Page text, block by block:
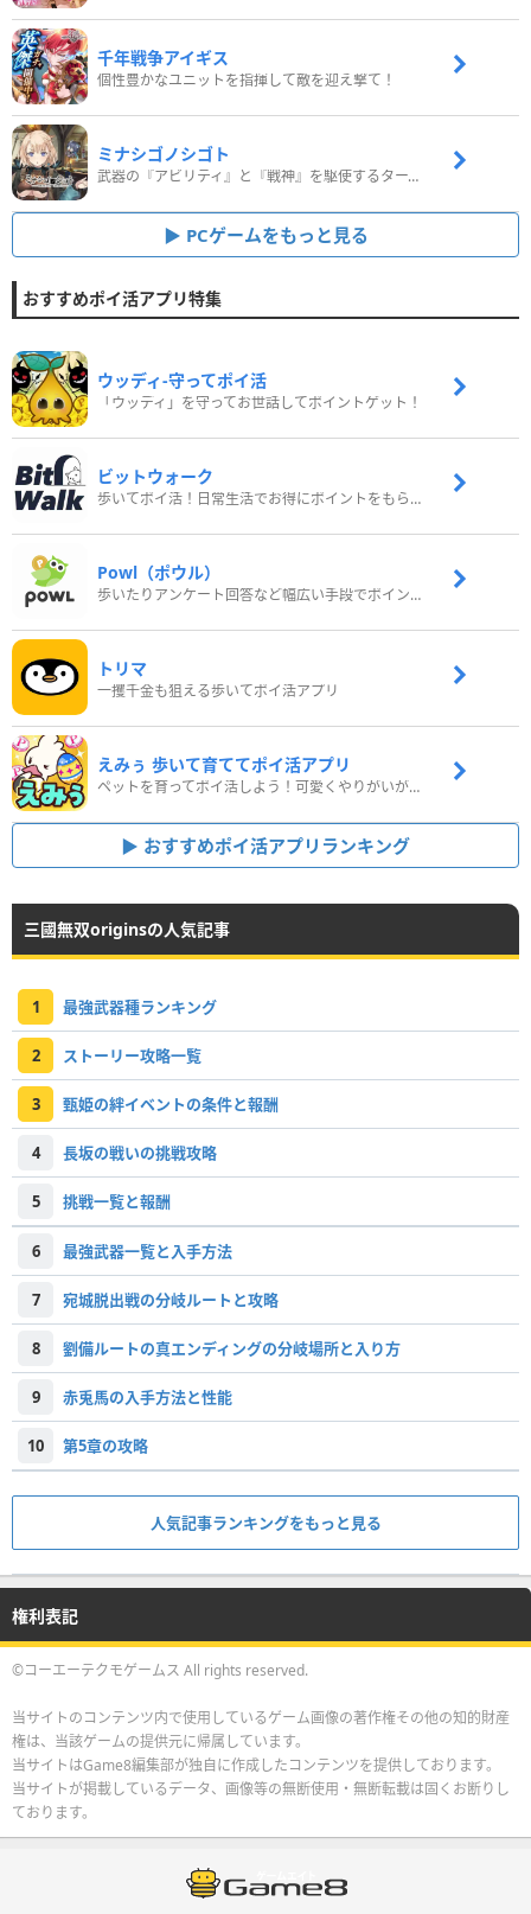
千年戦争アイギス
個性豊かなユニットを指揮して敵を迎え撃て！
ミナシゴノシゴト
武器の『アビリティ』と『戦神』を駆使するターン制コマンドバトルRPG！
PCゲームをもっと見る
おすすめポイ活アプリ特集
ウッディ‐守ってポイ活
「ウッディ」を守ってお世話してポイントゲット！
ビットウォーク
歩いてポイ活！日常生活でお得にポイントをもらおう
Powl（ポウル）
歩いたりアンケート回答など幅広い手段でポイントをゲット
トリマ
一攫千金も狙える歩いてポイ活アプリ
えみぅ 歩いて育ててポイ活アプリ
ペットを育ってポイ活しよう！可愛くやりがいがある新感覚アプリ
おすすめポイ活アプリランキング
三國無双originsの人気記事
1 最強武器種ランキング
2 ストーリー攻略一覧
3 甄姫の絆イベントの条件と報酬
4 長坂の戦いの挑戦攻略
5 挑戦一覧と報酬
6 最強武器一覧と入手方法
7 宛城脱出戦の分岐ルートと攻略
8 劉備ルートの真エンディングの分岐場所と入り方
9 赤兎馬の入手方法と性能
10 第5章の攻略
人気記事ランキングをもっと見る
権利表記
©コーエーテクモゲームス All rights reserved.
当サイトのコンテンツ内で使用しているゲーム画像の著作権その他の知的財産
権は、当該ゲームの提供元に帰属しています。
当サイトはGame8編集部が独自に作成したコンテンツを提供しております。
当サイトが掲載しているデータ、画像等の無断使用・無断転載は固くお断りし
ております。